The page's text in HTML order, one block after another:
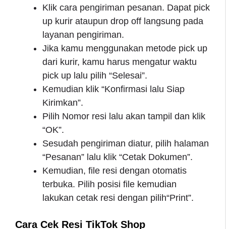
Klik cara pengiriman pesanan. Dapat pick
up kurir ataupun drop off langsung pada
layanan pengiriman.
Jika kamu menggunakan metode pick up
dari kurir, kamu harus mengatur waktu
pick up lalu pilih “Selesai”.
Kemudian klik “Konfirmasi lalu Siap
Kirimkan”.
Pilih Nomor resi lalu akan tampil dan klik
“OK”.
Sesudah pengiriman diatur, pilih halaman
“Pesanan” lalu klik “Cetak Dokumen”.
Kemudian, file resi dengan otomatis
terbuka. Pilih posisi file kemudian
lakukan cetak resi dengan pilih“Print”.
Cara Cek Resi TikTok Shop